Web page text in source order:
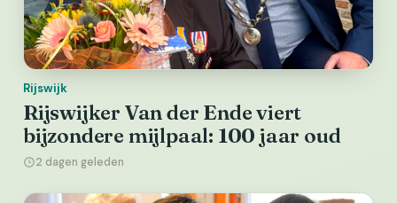
Rijswijk
Rijswijker Van der Ende viert
bijzondere mijlpaal: 100 jaar oud
2 dagen geleden